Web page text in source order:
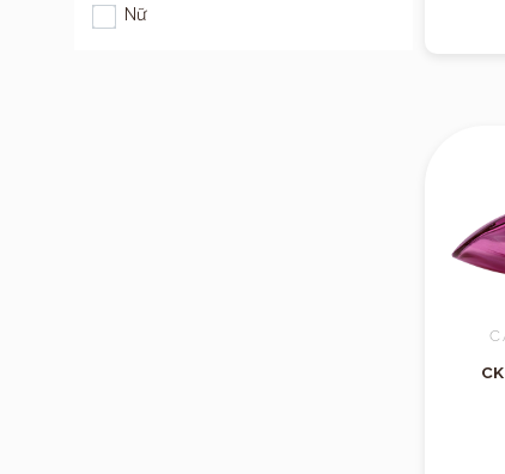
Nữ